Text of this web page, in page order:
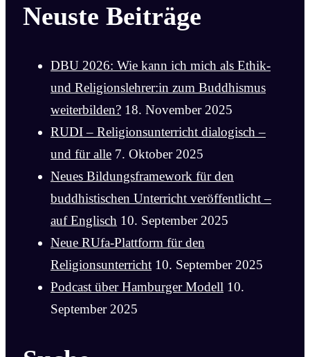
Neuste Beiträge
DBU 2026: Wie kann ich mich als Ethik-
und Religionslehrer:in zum Buddhismus
weiterbilden? 18. November 2025
RUDI – Religionsunterricht dialogisch –
und für alle 7. Oktober 2025
Neues Bildungsframework für den
buddhistischen Unterricht veröffentlicht –
auf Englisch 10. September 2025
Neue RUfa-Plattform für den
Religionsunterricht 10. September 2025
Podcast über Hamburger Modell 10.
September 2025